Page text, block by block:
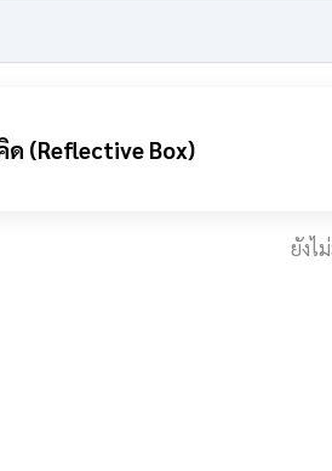
(Reflective Box)
ยังไ